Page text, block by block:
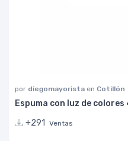
por diegomayorista en Cotillón
Espuma con luz de colores
+291
Ventas